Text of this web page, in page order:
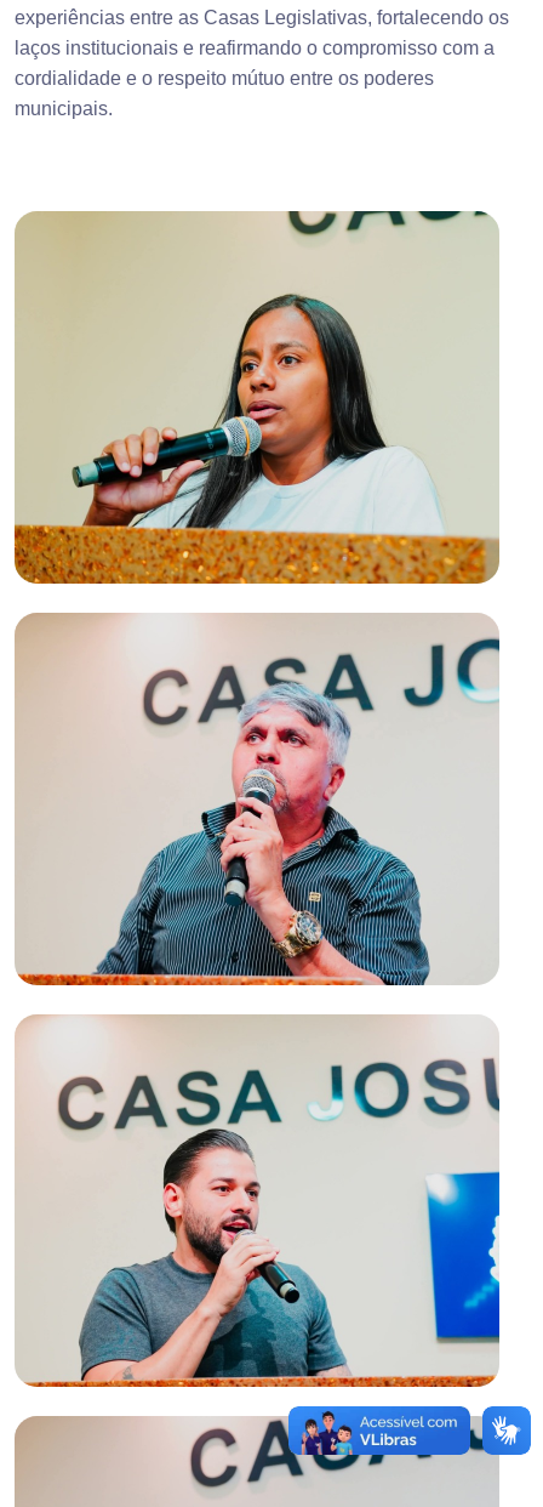
experiências entre as Casas Legislativas, fortalecendo os
laços institucionais e reafirmando o compromisso com a
cordialidade e o respeito mútuo entre os poderes
municipais.